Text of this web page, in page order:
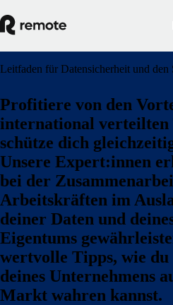
Leitfaden für Datensicherheit und den
Profitiere von den
international verteilten
schütze dich
Unsere Expert:innen
bei der
Arbeitskräften im
deiner Daten und
Eigentums
wertvolle Tipps, wie du
deines Unternehmens
Markt wahren kannst.